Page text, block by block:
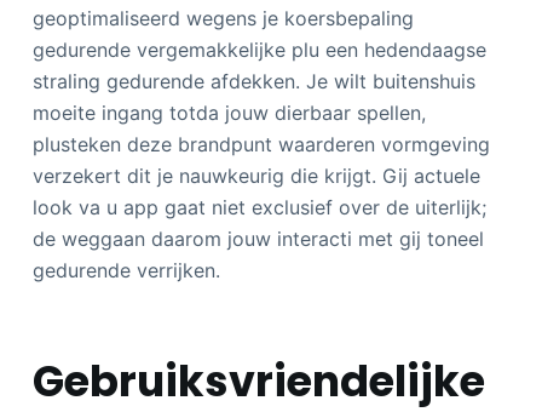
geoptimaliseerd wegens je koersbepaling
gedurende vergemakkelijke plu een hedendaagse
straling gedurende afdekken. Je wilt buitenshuis
moeite ingang totda jouw dierbaar spellen,
plusteken deze brandpunt waarderen vormgeving
verzekert dit je nauwkeurig die krijgt. Gij actuele
look va u app gaat niet exclusief over de uiterlijk;
de weggaan daarom jouw interacti met gij toneel
gedurende verrijken.
Gebruiksvriendelijke